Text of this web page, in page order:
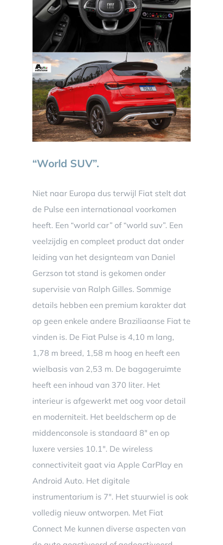
“World SUV”.
Niet naar Europa dus terwijl Fiat stelt dat
de Pulse een internationaal voorkomen
heeft. Een “world car” of “world suv”. Een
veelzijdig en compleet product dat onder
leiding van het designteam van Daniel
Gerzson tot stand is gekomen onder
supervisie van Ralph Gilles. Sommige
details hebben een premium karakter dat
op geen enkele andere Braziliaanse Fiat te
vinden is. De Fiat Pulse is 4,10 m lang,
1,78 m breed, 1,58 m hoog en heeft een
wielbasis van 2,53 m. De bagageruimte
heeft een inhoud van 370 liter. Het
interieur is afgewerkt met oog voor detail
en moderniteit. Het beeldscherm op de
middenconsole is standaard 8″ en op
luxere versies 10.1″. De wireless
connectiviteit gaat via Apple CarPlay en
Android Auto. Het digitale
instrumentarium is 7″. Het stuurwiel is ook
volledig nieuw ontworpen. Met Fiat
Connect Me kunnen diverse aspecten van